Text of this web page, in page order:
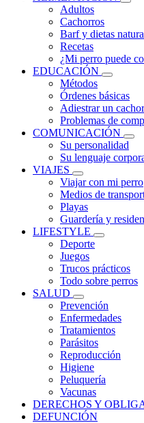
Adultos
Cachorros
Barf y dietas
Recetas
¿Mi perro puede
EDUCACIÓN
Métodos
Órdenes básicas
Adiestrar un
Problemas de
COMUNICACIÓN
Su personalidad
Su lenguaje
VIAJES
Viajar con mi perro
Medios de
Playas
Guardería y
LIFESTYLE
Deporte
Juegos
Trucos prácticos
Todo sobre perros
SALUD
Prevención
Enfermedades
Tratamientos
Parásitos
Reproducción
Higiene
Peluquería
Vacunas
DERECHOS Y
DEFUNCIÓN